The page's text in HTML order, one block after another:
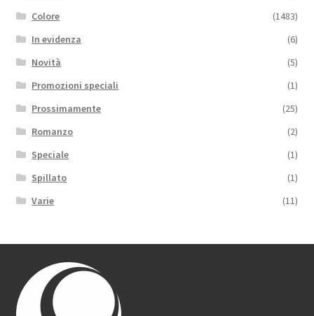
Colore
(1483)
In evidenza
(6)
Novità
(5)
Promozioni speciali
(1)
Prossimamente
(25)
Romanzo
(2)
Speciale
(1)
Spillato
(1)
Varie
(11)